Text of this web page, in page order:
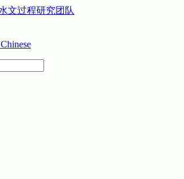
Chinese